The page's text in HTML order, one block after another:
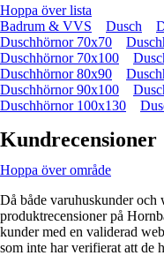
Hoppa över lista
Badrum & VVS
Dusch
Duschhörnor 70x70
Duschhörnor 70x100
Duschhörnor 80x90
Duschhörnor 90x100
Duschhörnor 100x130
Kundrecensioner
Hoppa över område
Då både varuhuskunder och
produktrecensioner på
kunder med en validerad
som inte har verifierat att de